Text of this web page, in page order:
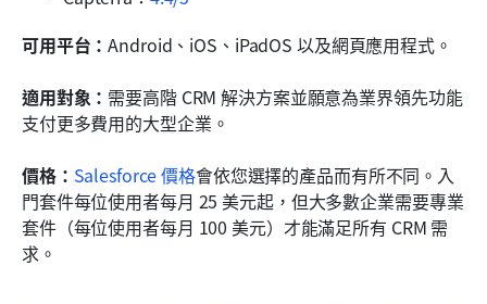
可用平台：Android、iOS、iPadOS 以及網頁應用程式。
適用對象： 需要高階 CRM 解決方案並願意為業界領先功能
支付更多費用的大型企業。
價格： Salesforce 價格會依您選擇的產品而有所不同。入
門套件每位使用者每月 25 美元起，但大多數企業需要專業
套件（每位使用者每月 100 美元）才能滿足所有 CRM 需
求。